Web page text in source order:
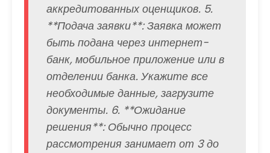
аккредитованных оценщиков. 5.
**Подача заявки**: Заявка может
быть подана через интернет-
банк, мобильное приложение или в
отделении банка. Укажите все
необходимые данные, загрузите
документы. 6. **Ожидание
решения**: Обычно процесс
рассмотрения занимает от 3 до